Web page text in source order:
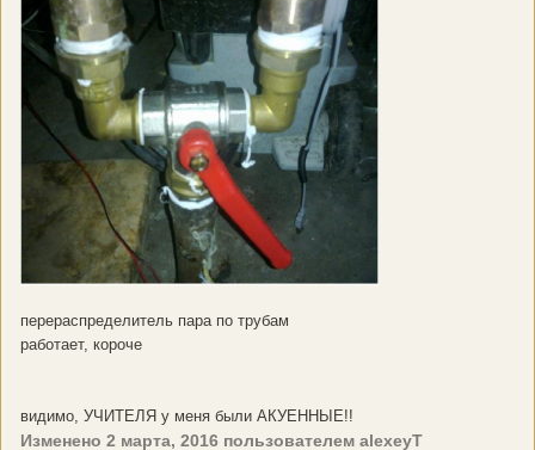
перераспределитель пара по трубам
работает, короче
видимо, УЧИТЕЛЯ у меня были АКУЕННЫЕ!!
Изменено 2 марта, 2016 пользователем alexeyT